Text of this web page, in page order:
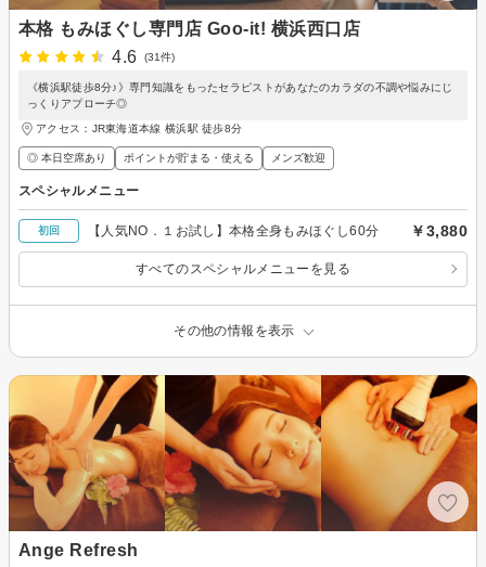
本格 もみほぐし専門店 Goo-it! 横浜西口店
4.6
(31件)
《横浜駅徒歩8分♪》専門知識をもったセラピストがあなたのカラダの不調や悩みにじ
っくりアプローチ◎
アクセス：JR東海道本線 横浜駅 徒歩8分
◎ 本日空席あり ポイントが貯まる・使える メンズ歓迎
スペシャルメニュー
初回 【人気NO．１お試し】本格全身もみほぐし60分 ￥3,880
すべてのスペシャルメニューを見る
その他の情報を表示
Ange Refresh